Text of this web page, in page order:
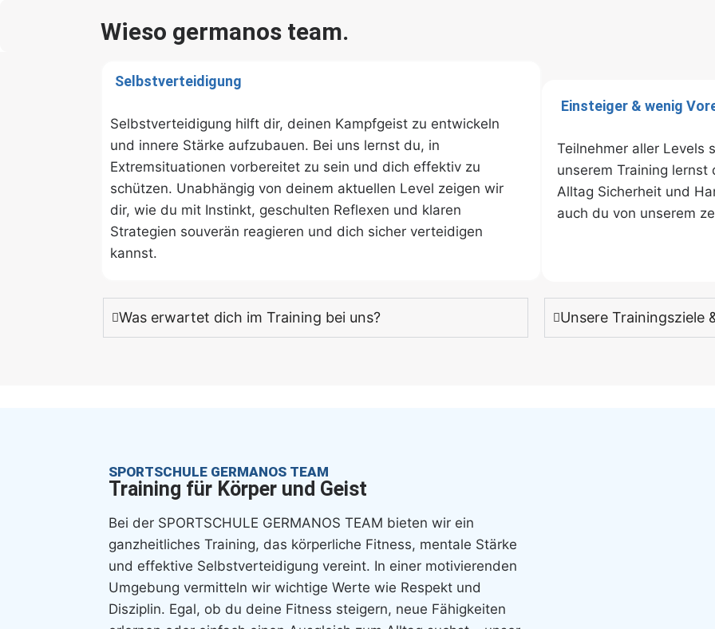
Wieso germanos team.
Selbstverteidigung
Selbstverteidigung hilft dir, deinen Kampfgeist zu entwickeln
und innere Stärke aufzubauen. Bei uns lernst du, in
Extremsituationen vorbereitet zu sein und dich effektiv zu
schützen. Unabhängig von deinem aktuellen Level zeigen wir
dir, wie du mit Instinkt, geschulten Reflexen und klaren
Strategien souverän reagieren und dich sicher verteidigen
kannst.
Einsteiger & wenig
Teilnehmer aller Levels
unserem Training lernst
Alltag Sicherheit und
auch du von unserem
Was erwartet dich im Training bei uns? Unsere Trainingsziele
SPORTSCHULE GERMANOS TEAM
Training für Körper und Geist
Bei der SPORTSCHULE GERMANOS TEAM bieten wir ein
ganzheitliches Training, das körperliche Fitness, mentale Stärke
und effektive Selbstverteidigung vereint. In einer motivierenden
Umgebung vermitteln wir wichtige Werte wie Respekt und
Disziplin. Egal, ob du deine Fitness steigern, neue Fähigkeiten